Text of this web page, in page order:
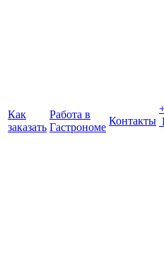
Как
заказать
Работа в
Гастрономе
Контакты